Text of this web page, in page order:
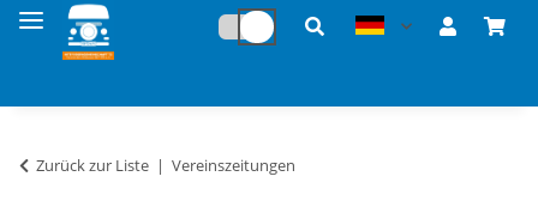
Zurück zur Liste Vereinszeitungen